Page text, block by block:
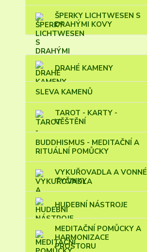
ŠPERKY LICHTWESEN S
DRAHÝMI KOVY
DRAHÉ KAMENY
SLEVA KAMENŮ
TAROT - KARTY -
VĚŠTĚNÍ
BUDDHISMUS - MEDITAČNÍ A
RITUÁLNÍ POMŮCKY
VYKUŘOVADLA A VONNÉ
TYČINKY
HUDEBNÍ NÁSTROJE
MEDITAČNÍ POMŮCKY A
HARMONIZACE
PROSTORU